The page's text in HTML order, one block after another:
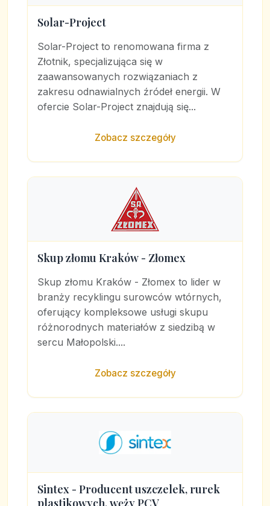
Solar-Project
Solar-Project to renomowana firma z
Złotnik, specjalizująca się w
zaawansowanych rozwiązaniach z
zakresu odnawialnych źródeł energii. W
ofercie Solar-Project znajdują się...
Zobacz szczegóły
Skup złomu Kraków - Złomex
Skup złomu Kraków - Złomex to lider w
branży recyklingu surowców wtórnych,
oferujący kompleksowe usługi skupu
różnorodnych materiałów z siedzibą w
sercu Małopolski....
Zobacz szczegóły
Sintex - Producent uszczelek, rurek
plastikowych, węży PCV